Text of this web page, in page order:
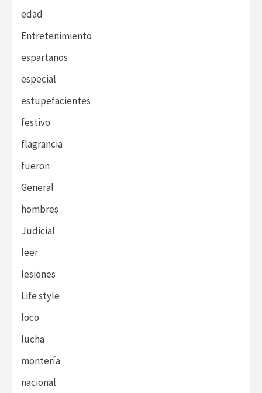
edad
Entretenimiento
espartanos
especial
estupefacientes
festivo
flagrancia
fueron
General
hombres
Judicial
leer
lesiones
Life style
loco
lucha
montería
nacional